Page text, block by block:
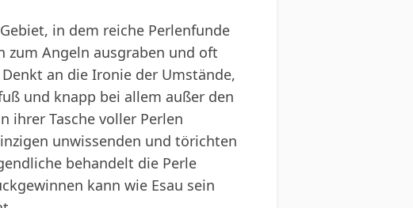
in dem reiche Perlenfunde
zum Angeln ausgraben und oft
an die Ironie der Umstände,
und knapp bei allem außer den
ihrer Tasche voller Perlen
unwissenden und törichten
behandelt die Perle
kann wie Esau sein